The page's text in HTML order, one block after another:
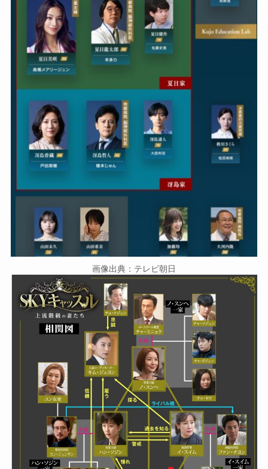
画像出典：テレビ朝日